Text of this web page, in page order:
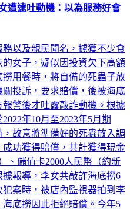
遭逮吐動機：以為服務好會
以及親民聞名，擄獲不少食
女子，疑似因投資欠下高額
用餐時，將自備的死蟲子放
投訴，要求賠償，後被海底
警後才吐露敲詐動機。根據
年10月至2023年5月期
故意將準備好的死蟲放入調
功獲得賠償，共計獲得現金
、儲值卡2000人民幣（約新
報導，李女共敲詐海底撈6
案時，被店內監視器拍到李
底撈因此拒絕賠償。今年5